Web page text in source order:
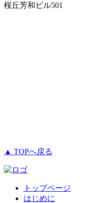
桜丘芳和ビル501
▲ TOPへ戻る
トップページ
はじめに